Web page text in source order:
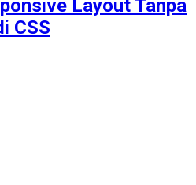
Layout Tanpa
CSS